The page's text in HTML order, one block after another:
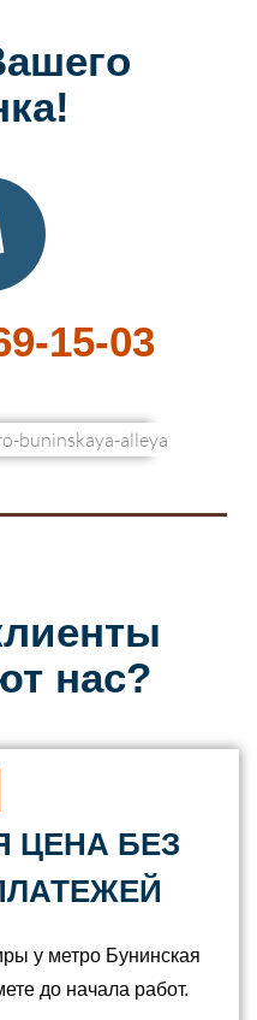
15-03
нас?
ЦЕНА БЕЗ
у метро Бунинская
до начала работ.